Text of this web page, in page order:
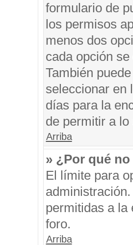
formulario de
los permisos
menos dos
cada opción
También
seleccionar en
días para la
de permitir a
Arriba
» ¿Por qué
El límite para
permitidas a la
foro.
Arriba